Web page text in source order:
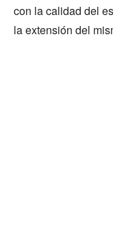
con la calidad del
la extensión del